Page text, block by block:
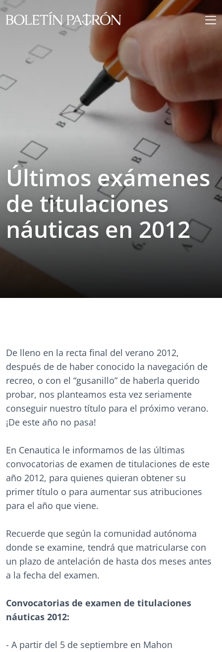
Últimos exámenes
de titulaciones
náuticas en 2012
De lleno en la recta final del verano 2012,
después de de haber conocido la navegación de
recreo, o con el “gusanillo” de haberla querido
probar, nos planteamos esta vez seriamente
conseguir nuestro título para el próximo verano.
¡De este año no pasa!
En Cenautica le informamos de las últimas
convocatorias de examen de titulaciones de este
año 2012, para quienes quieran obtener su
primer título o para aumentar sus atribuciones
para el año que viene.
Recuerde que según la comunidad autónoma
donde se examine, tendrá que matricularse con
un plazo de antelación de hasta dos meses antes
a la fecha del examen.
Convocatorias de examen de titulaciones
náuticas 2012:
- A partir del 5 de septiembre en Mahon